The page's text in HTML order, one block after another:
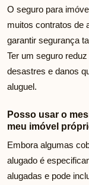
O seguro para
muitos contratos de
garantir segurança
Ter um seguro
desastres e danos
aluguel.
Posso usar o
meu imóvel
Embora algumas
alugado é
alugadas e pode